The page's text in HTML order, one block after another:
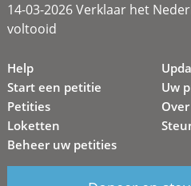
14-03-2026 Verklaar het
voltooid
Help
Start een petitie
Petities
Loketten
Beheer uw petities
Uw